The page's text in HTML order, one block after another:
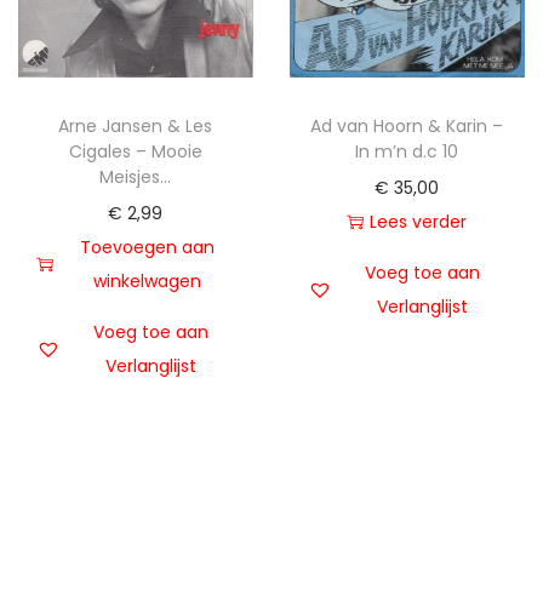
Arne Jansen & Les
Cigales – Mooie
Meisjes…
€ 2,99
Toevoegen aan
winkelwagen
Voeg toe aan
Verlanglijst
Ad van Hoorn & Karin –
In m’n d.c 10
€ 35,00
Lees verder
Voeg toe aan
Verlanglijst